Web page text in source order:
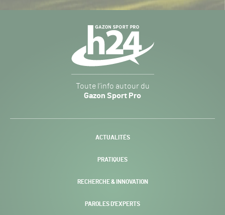
Sport
Pro
-
Toute l’info autour du
Gazon Sport Pro
ACTUALITÉS
PRATIQUES
RECHERCHE & INNOVATION
PAROLES D’EXPERTS